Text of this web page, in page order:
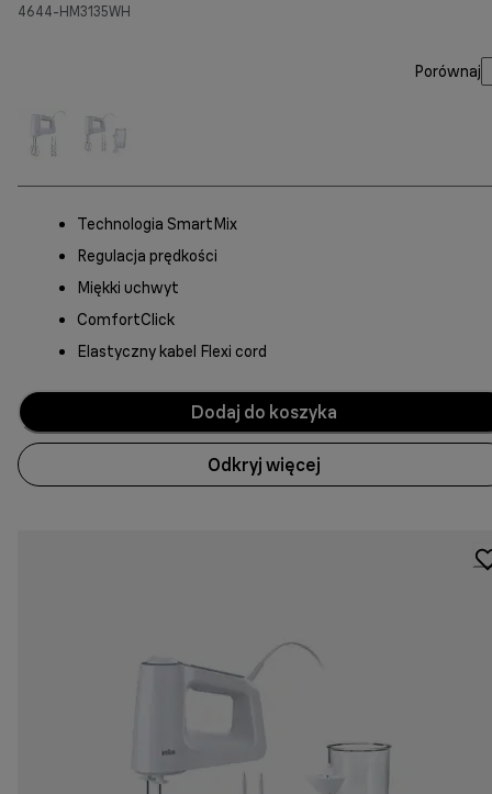
4644-HM3135WH
Porównaj
Technologia SmartMix
Regulacja prędkości
Miękki uchwyt
ComfortClick
Elastyczny kabel Flexi cord
Dodaj do koszyka
Odkryj więcej